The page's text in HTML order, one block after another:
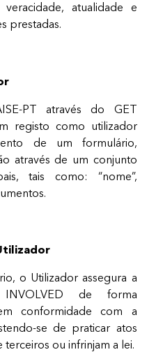
atualidade e
prestadas.
PT através do GET
registo como utilizador
de um formulário,
através de um conjunto
tais como: “nome”,
o Utilizador assegura a
de forma
conformidade com a
se de praticar atos
ou infrinjam a lei.